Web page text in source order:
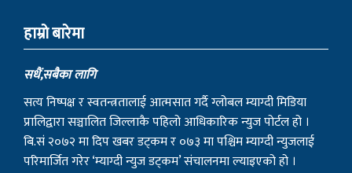
हाम्राे बारेमा
सधैं,सबैका लागि
सत्य निष्पक्ष र स्वतन्त्रतालाई आत्मसात गर्दै ग्लोबल म्याग्दी मिडिया
प्रालिद्वारा सञ्चालित जिल्लाकै पहिलो आधिकारिक न्युज पोर्टल हो ।
बि.सं २०७२ मा दिप खबर डट्कम र ०७३ मा पश्चिम म्याग्दी न्युजलाई
परिमार्जित गरेर ‘म्याग्दी न्युज डट्कम’ संचालनमा ल्याइएको हो ।